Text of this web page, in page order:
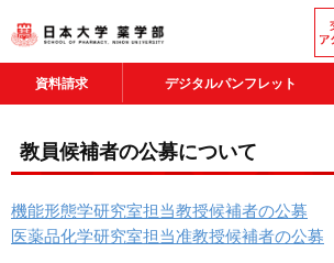
資料請求 デジタルパンフレット
教員候補者の公募について
機能形態学研究室担当教授候補者の公募
医薬品化学研究室担当准教授候補者の公募